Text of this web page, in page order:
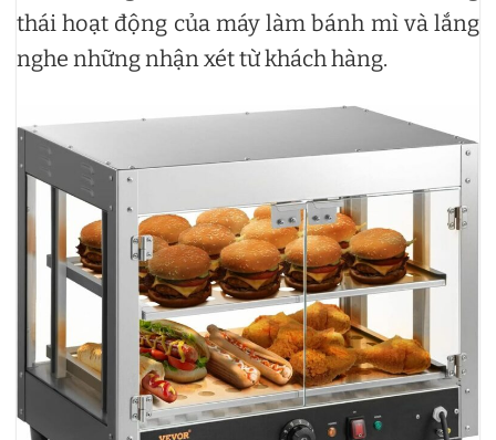
thái hoạt động của máy làm bánh mì và lắng
nghe những nhận xét từ khách hàng.